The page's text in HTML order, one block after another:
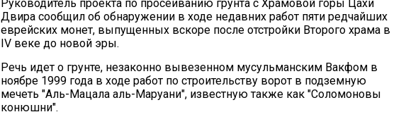
Руководитель проекта по просеиванию грунта с Храмовой горы Цахи
Двира сообщил об обнаружении в ходе недавних работ пяти редчайших
еврейских монет, выпущенных вскоре после отстройки Второго храма в
IV веке до новой эры.
Речь идет о грунте, незаконно вывезенном мусульманским Вакфом в
ноябре 1999 года в ходе работ по строительству ворот в подземную
мечеть "Аль-Мацала аль-Маруани", известную также как "Соломоновы
конюшни".